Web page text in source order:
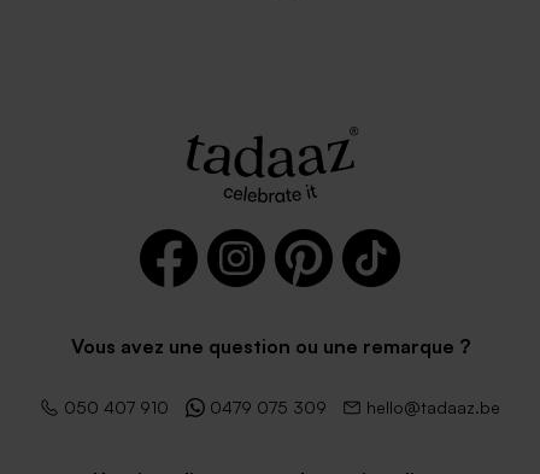
Vous avez une question ou une remarque ?
050 407 910 0479 075 309 hello@tadaaz.be